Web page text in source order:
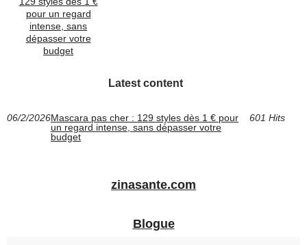
pour un regard
intense, sans
dépasser votre
budget
Latest content
06/2/2026Mascara pas cher : 129 styles dès 1 € pour
un regard intense, sans dépasser votre
budget
601 Hits
zinasante.com
Blogue